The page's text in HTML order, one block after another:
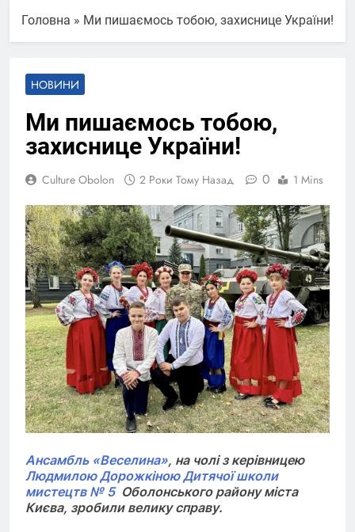
Головна » Ми пишаємось тобою, захиснице України!
НОВИНИ
Ми пишаємось тобою,
захиснице України!
Culture Obolon 2 Роки Тому Назад 0 1 Mins
Ансамбль «Веселина», на чолі з керівницею
Людмилою Дорожкіною Дитячої школи
мистецтв № 5Оболонського району міста
Києва, зробили велику справу.